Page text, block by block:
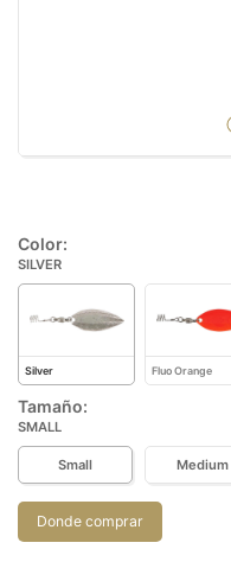
Color:
SILVER
Silver Fluo Orange
Tamaño:
SMALL
Small Medium
Donde comprar